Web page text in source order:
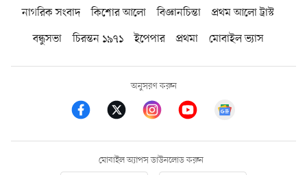
নাগরিক সংবাদ কিশোর আলো বিজ্ঞানচিন্তা
প্রথম আলো ট্রাস্ট
বন্ধুসভা
চিরন্তন ১৯৭১ ইপেপার প্রথমা মোবাইল ভ্যাস
অনুসরণ করুন
মোবাইল অ্যাপস ডাউনলোড করুন